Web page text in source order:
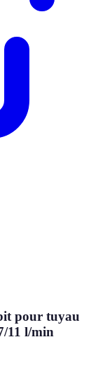
pour tuyau
11 l/min